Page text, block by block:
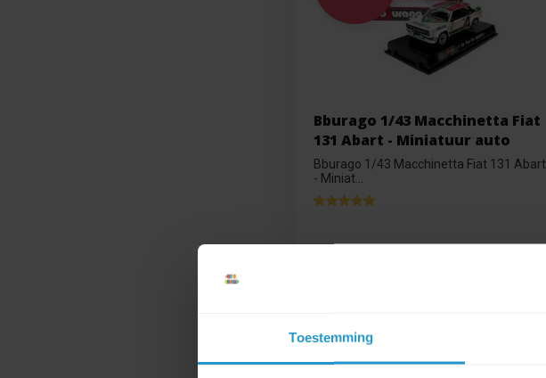
Toestemming
Bburago 1/43 Macchinetta Fiat
131 Abart - Miniatuur auto
Bburago 1/43 Macchinetta Fiat 131 Abart
- Miniat...
€3,59